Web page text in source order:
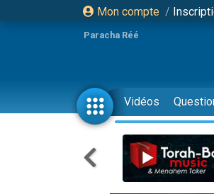
Mon compte /
Paracha Réé
Vidéos